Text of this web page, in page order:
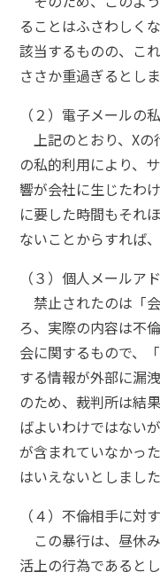
ることはふさわしく
該当するものの、こ
ささか重過ぎるとしま
（２）電子メールの
上記のとおり、Xの
の私的利用により、
響が会社に生じたわ
に要した時間もそれ
ないことからすれば
（３）個人メールア
禁止されたのは「
ろ、実際の内容は不
会に関するもので、
する情報が外部に漏
のため、裁判所は結
ばよいわけではない
が含まれていなかっ
はいえないとしました
（４）不倫相手に対
この暴行は、昼休
活上の行為であると